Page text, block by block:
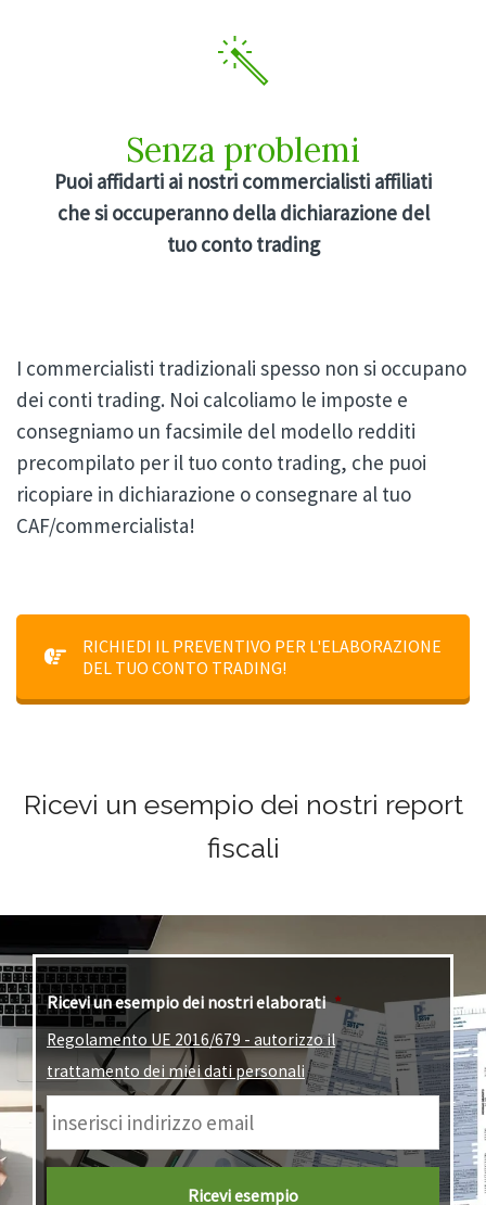
Senza problemi
Puoi affidarti ai nostri commercialisti affiliati
che si occuperanno della dichiarazione del
tuo conto trading
I commercialisti tradizionali spesso non si occupano
dei conti trading. Noi calcoliamo le imposte e
consegniamo un facsimile del modello redditi
precompilato per il tuo conto trading, che puoi
ricopiare in dichiarazione o consegnare al tuo
CAF/commercialista!
RICHIEDI IL PREVENTIVO PER L'ELABORAZIONE
DEL TUO CONTO TRADING!
Ricevi un esempio dei nostri report
fiscali
Ricevi un esempio dei nostri elaborati *
Regolamento UE 2016/679 - autorizzo il
trattamento dei miei dati personali